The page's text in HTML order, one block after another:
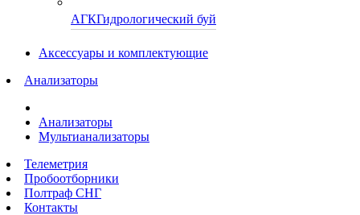
АГКГидрологический буй
Аксессуары и комплектующие
Анализаторы
Анализаторы
Мультианализаторы
Телеметрия
Пробоотборники
Полтраф СНГ
Контакты